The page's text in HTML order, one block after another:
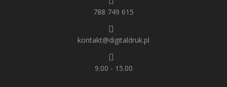
788 749 615
kontakt@digitaldruk.pl
9.00 - 15.00